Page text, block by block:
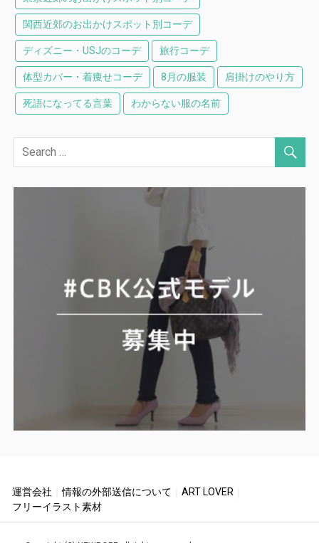
関西近郊のお出かけスポット別コーデ
ディズニー・USJのコーデ 旅行コーデ
体型カバー・着痩せコーデ 8月の服装 肩掛けのやり方
死語になってる言葉 わからない服の名前
運営会社 ｜情報の外部送信について ART LOVER
フリーイラスト素材